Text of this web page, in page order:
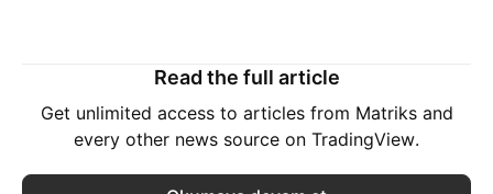
Read the full article
Get unlimited access to articles from Matriks and
every other news source on TradingView.